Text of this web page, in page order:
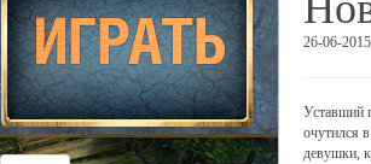
26-06-
Уставший
очутился
девушки,